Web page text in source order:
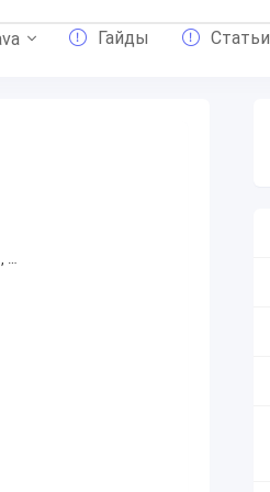
Гайды Статьи
, Комбинезон костюм